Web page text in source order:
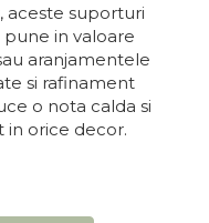
aceste suporturi
in valoare
aranjamentele
si rafinament
o nota calda si
in orice decor.